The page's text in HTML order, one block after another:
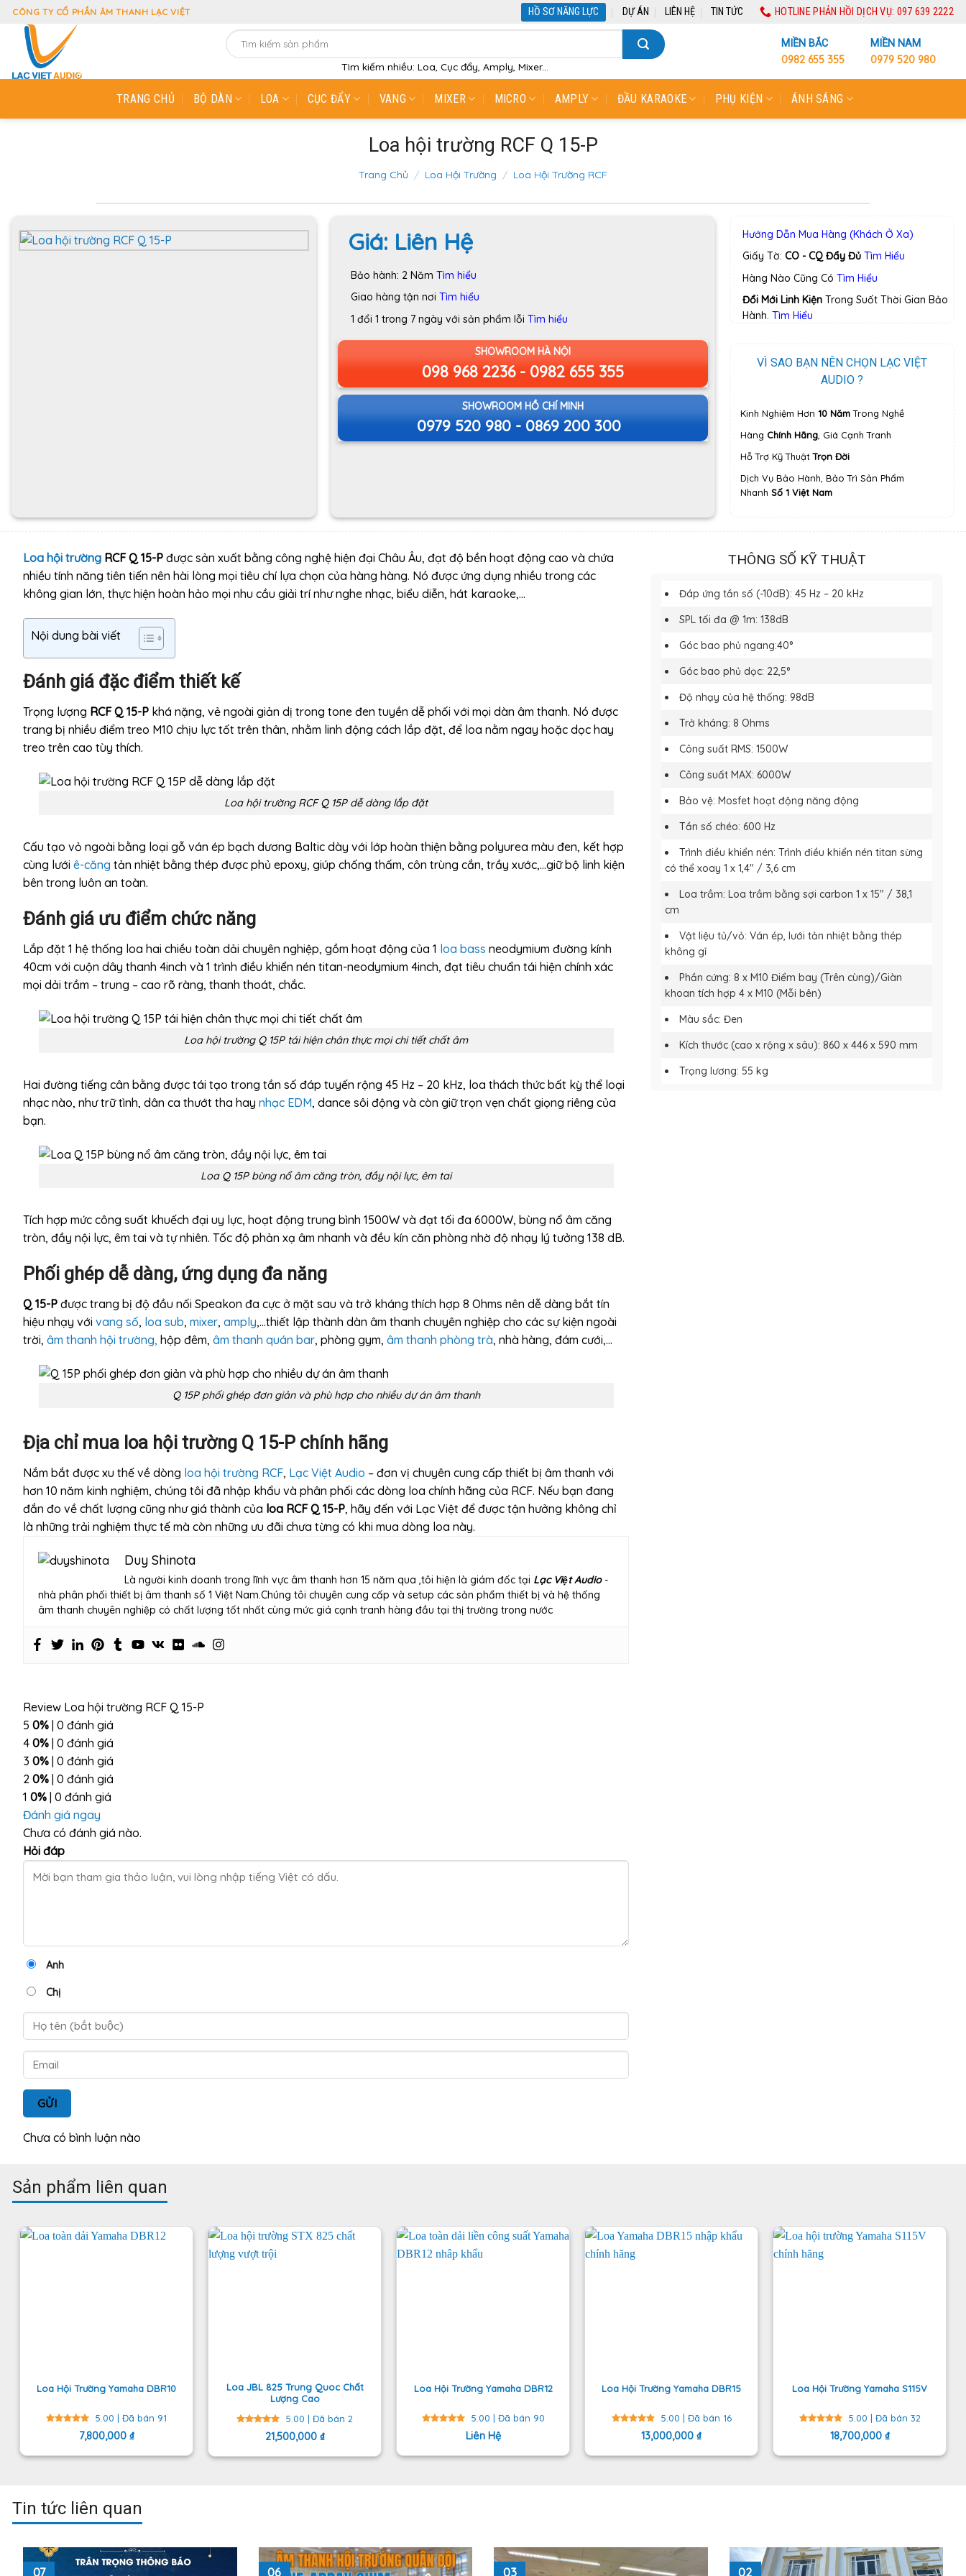
Skip
content
CÔNG TY CỔ PHẦN ÂM THANH LẠC VIỆT HỒ SƠ NĂNG LỰC DỰ ÁN LIÊN HỆ TIN TỨC HOTLINE PHẢN HỒI DỊCH VỤ: 097 639 2222
Tìm
kiếm:
Tìm kiếm nhiều: Loa, Cục đẩy, Amply, Mixer...
MIỀN BẮC
0982 655 355
MIỀN NAM
0979 520 980
TRANG CHỦ BỘ DÀN LOA CỤC ĐẨY VANG MIXER MICRO AMPLY ĐẦU KARAOKE PHỤ KIỆN ÁNH SÁNG
Loa hội trường RCF Q 15-P
Trang Chủ / Loa Hội Trường / Loa Hội Trường RCF
Giá: Liên Hệ
Bảo hành: 2 Năm Tìm hiểu
Giao hàng tận nơi Tìm hiểu
1 đổi 1 trong 7 ngày với sản phẩm lỗi Tìm hiểu
SHOWROOM HÀ NỘI
098 968 2236 - 0982 655 355
SHOWROOM HỒ CHÍ MINH
0979 520 980 - 0869 200 300
Hướng Dẫn Mua Hàng (Khách Ở Xa)
Giấy Tờ:CO - CQ Đẩy Đủ Tìm Hiểu
Hàng Nào Cũng CóTìm Hiểu
Đổi Mới Linh Kiện Trong Suốt Thời Gian Bảo
Hành.Tìm Hiểu
VÌ SAO BẠN NÊN CHỌN LẠC VIỆT
AUDIO ?
Kinh Nghiệm Hơn 10 NămTrong Nghề
Hàng Chính Hãng, Giá Cạnh Tranh
Hỗ Trợ Kỹ ThuậtTrọn Đời
Dịch Vụ Bảo Hành, Bảo Trì Sản Phẩm
Nhanh Số 1 Việt Nam
Loa hội trường RCF Q 15-P được sản xuất bằng công nghệ hiện đại Châu Âu, đạt độ bền hoạt động cao và chứa
nhiều tính năng tiên tiến nên hài lòng mọi tiêu chí lựa chọn của hàng hàng. Nó được ứng dụng nhiều trong các
không gian lớn, thực hiện hoàn hảo mọi nhu cầu giải trí như nghe nhạc, biểu diễn, hát karaoke,…
Nội dung bài viết
Đánh giá đặc điểm thiết kế
Trọng lượng RCF Q 15-P khá nặng, vẻ ngoài giản dị trong tone đen tuyền dễ phối với mọi dàn âm thanh. Nó được
trang bị nhiều điểm treo M10 chịu lực tốt trên thân, nhằm linh động cách lắp đặt, để loa nằm ngay hoặc dọc hay
treo trên cao tùy thích.
Loa hội trường RCF Q 15P dễ dàng lắp đặt
Cấu tạo vỏ ngoài bằng loại gỗ ván ép bạch dương Baltic dày với lớp hoàn thiện bằng polyurea màu đen, kết hợp
cùng lưới ê-căng tản nhiệt bằng thép được phủ epoxy, giúp chống thấm, côn trùng cắn, trầy xước,…giữ bộ linh kiện
bên trong luôn an toàn.
Đánh giá ưu điểm chức năng
Lắp đặt 1 hệ thống loa hai chiều toàn dải chuyên nghiệp, gồm hoạt động của 1 loa bass neodymium đường kính
40cm với cuộn dây thanh 4inch và 1 trình điều khiển nén titan-neodymium 4inch, đạt tiêu chuẩn tái hiện chính xác
mọi dải trầm – trung – cao rõ ràng, thanh thoát, chắc.
Loa hội trường Q 15P tái hiện chân thực mọi chi tiết chất âm
Hai đường tiếng cân bằng được tái tạo trong tần số đáp tuyến rộng 45 Hz – 20 kHz, loa thách thức bất kỳ thể loại
nhạc nào, như trữ tình, dân ca thướt tha hay nhạc EDM, dance sôi động và còn giữ trọn vẹn chất giọng riêng của
bạn.
Loa Q 15P bùng nổ âm căng tròn, đầy nội lực, êm tai
Tích hợp mức công suất khuếch đại uy lực, hoạt động trung bình 1500W và đạt tối đa 6000W, bùng nổ âm căng
tròn, đầy nội lực, êm tai và tự nhiên. Tốc độ phản xạ âm nhanh và đều kín căn phòng nhờ độ nhạy lý tưởng 138 dB.
Phối ghép dễ dàng, ứng dụng đa năng
Q 15-P được trang bị độ đầu nối Speakon đa cực ở mặt sau và trở kháng thích hợp 8 Ohms nên dễ dàng bắt tín
hiệu nhạy với vang số, loa sub, mixer, amply,…thiết lập thành dàn âm thanh chuyên nghiệp cho các sự kiện ngoài
trời, âm thanh hội trường, hộp đêm, âm thanh quán bar, phòng gym, âm thanh phòng trà, nhà hàng, đám cưới,…
Q 15P phối ghép đơn giản và phù hợp cho nhiều dự án âm thanh
Địa chỉ mua loa hội trường Q 15-P chính hãng
Nắm bắt được xu thế về dòng loa hội trường RCF, Lạc Việt Audio – đơn vị chuyên cung cấp thiết bị âm thanh với
hơn 10 năm kinh nghiệm, chúng tôi đã nhập khẩu và phân phối các dòng loa chính hãng của RCF. Nếu bạn đang
đắn đo về chất lượng cũng như giá thành của loa RCF Q 15-P, hãy đến với Lạc Việt để được tận hưởng không chỉ
là những trải nghiệm thực tế mà còn những ưu đãi chưa từng có khi mua dòng loa này.
Duy Shinota
Là người kinh doanh trong lĩnh vực âm thanh hơn 15 năm qua ,tôi hiện là giám đốc tại Lạc Việt Audio-
nhà phân phối thiết bị âm thanh số 1 Việt Nam.Chúng tôi chuyên cung cấp và setup các sản phẩm thiết bị và hệ thống
âm thanh chuyên nghiệp có chất lượng tốt nhất cùng mức giá cạnh tranh hàng đầu tại thị trường trong nước
Review Loa hội trường RCF Q 15-P
5 0% | 0 đánh giá
4 0% | 0 đánh giá
3 0% | 0 đánh giá
2 0% | 0 đánh giá
1 0% | 0 đánh giá
Đánh giá ngay
Chưa có đánh giá nào.
Hỏi đáp
Anh
Chị
GỬI
Chưa có bình luận nào
THÔNG SỐ KỸ THUẬT
Đáp ứng tần số (-10dB): 45 Hz – 20 kHz
SPL tối đa @ 1m: 138dB
Góc bao phủ ngang:40°
Góc bao phủ dọc: 22,5°
Độ nhạy của hệ thống: 98dB
Trở kháng: 8 Ohms
Công suất RMS: 1500W
Công suất MAX: 6000W
Bảo vệ: Mosfet hoạt động năng động
Tần số chéo: 600 Hz
Trình điều khiển nén: Trình điều khiển nén titan sừng
có thể xoay 1 x 1,4″ / 3,6 cm
Loa trầm: Loa trầm bằng sợi carbon 1 x 15″ / 38,1
cm
Vật liệu tủ/vỏ: Ván ép, lưới tản nhiệt bằng thép
không gỉ
Phần cứng: 8 x M10 Điểm bay (Trên cùng)/Giàn
khoan tích hợp 4 x M10 (Mỗi bên)
Màu sắc: Đen
Kích thước (cao x rộng x sâu): 860 x 446 x 590 mm
Trọng lương: 55 kg
Sản phẩm liên quan
Loa Hội Trường Yamaha DBR10
5.00 | Đã bán 91
7,800,000 ₫
Loa JBL 825 Trung Quoc Chất
Lượng Cao
5.00 | Đã bán 2
21,500,000 ₫
Loa Hội Trường Yamaha DBR12
5.00 | Đã bán 90
Liên Hệ
Loa Hội Trường Yamaha DBR15
5.00 | Đã bán 16
13,000,000 ₫
Loa Hội Trường Yamaha S115V
5.00 | Đã bán 32
18,700,000 ₫
Tin tức liên quan
07 06 03 02